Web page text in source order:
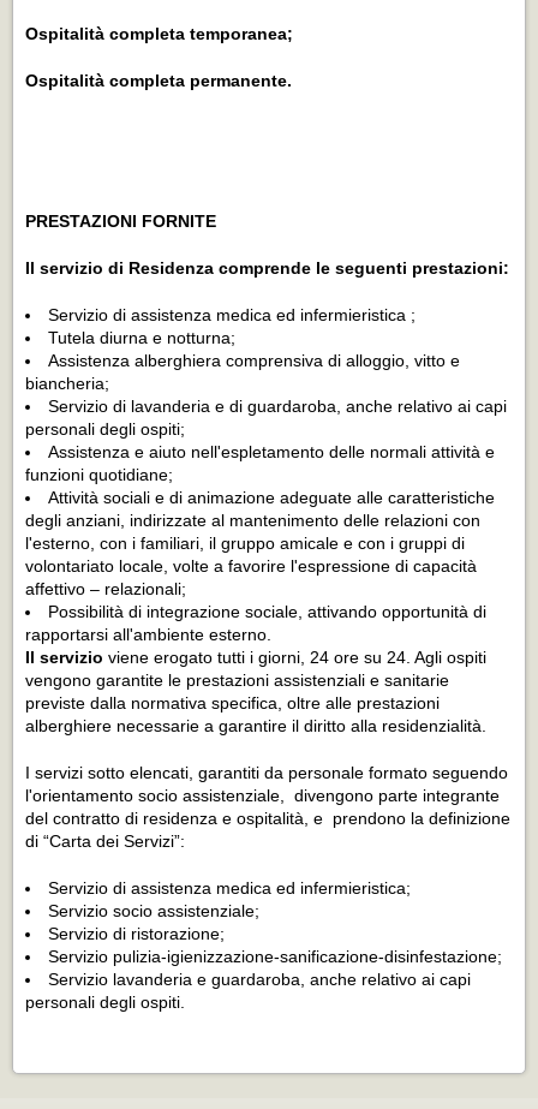
Ospitalità completa temporanea;
Ospitalità completa permanente.
PRESTAZIONI FORNITE
Il servizio di Residenza comprende le seguenti prestazioni:
Servizio di assistenza medica ed infermieristica ;
Tutela diurna e notturna;
Assistenza alberghiera comprensiva di alloggio, vitto e
biancheria;
Servizio di lavanderia e di guardaroba, anche relativo ai capi
personali degli ospiti;
Assistenza e aiuto nell'espletamento delle normali attività e
funzioni quotidiane;
Attività sociali e di animazione adeguate alle caratteristiche
degli anziani, indirizzate al mantenimento delle relazioni con
l'esterno, con i familiari, il gruppo amicale e con i gruppi di
volontariato locale, volte a favorire l'espressione di capacità
affettivo – relazionali;
Possibilità di integrazione sociale, attivando opportunità di
rapportarsi all'ambiente esterno.
Il servizio viene erogato tutti i giorni, 24 ore su 24. Agli ospiti
vengono garantite le prestazioni assistenziali e sanitarie
previste dalla normativa specifica, oltre alle prestazioni
alberghiere necessarie a garantire il diritto alla residenzialità.
I servizi sotto elencati, garantiti da personale formato seguendo
l'orientamento socio assistenziale, divengono parte integrante
del contratto di residenza e ospitalità, e prendono la definizione
di “Carta dei Servizi”:
Servizio di assistenza medica ed infermieristica;
Servizio socio assistenziale;
Servizio di ristorazione;
Servizio pulizia-igienizzazione-sanificazione-disinfestazione;
Servizio lavanderia e guardaroba, anche relativo ai capi
personali degli ospiti.